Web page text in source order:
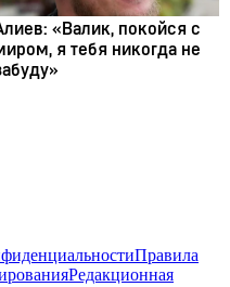
Правила
Редакционная